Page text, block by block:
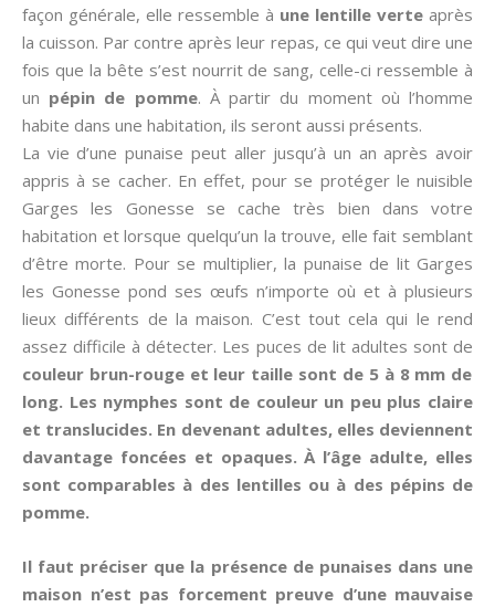
façon générale, elle ressemble à une lentille verte après
la cuisson. Par contre après leur repas, ce qui veut dire une
fois que la bête s’est nourrit de sang, celle-ci ressemble à
un pépin de pomme. À partir du moment où l’homme
habite dans une habitation, ils seront aussi présents.
La vie d’une punaise peut aller jusqu’à un an après avoir
appris à se cacher. En effet, pour se protéger le nuisible
Garges les Gonesse se cache très bien dans votre
habitation et lorsque quelqu’un la trouve, elle fait semblant
d’être morte. Pour se multiplier, la punaise de lit Garges
les Gonesse pond ses œufs n’importe où et à plusieurs
lieux différents de la maison. C’est tout cela qui le rend
assez difficile à détecter. Les puces de lit adultes sont de
couleur brun-rouge et leur taille sont de 5 à 8 mm de
long. Les nymphes sont de couleur un peu plus claire
et translucides. En devenant adultes, elles deviennent
davantage foncées et opaques. À l’âge adulte, elles
sont comparables à des lentilles ou à des pépins de
pomme.
Il faut préciser que la présence de punaises dans une
maison n’est pas forcement preuve d’une mauvaise